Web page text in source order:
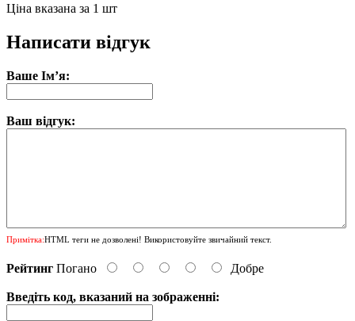
Ціна вказана за 1 шт
Написати відгук
Ваше Ім’я:
Ваш відгук:
Примітка:HTML теги не дозволені! Використовуйте звичайний текст.
Рейтинг Погано Добре
Введіть код, вказаний на зображенні: